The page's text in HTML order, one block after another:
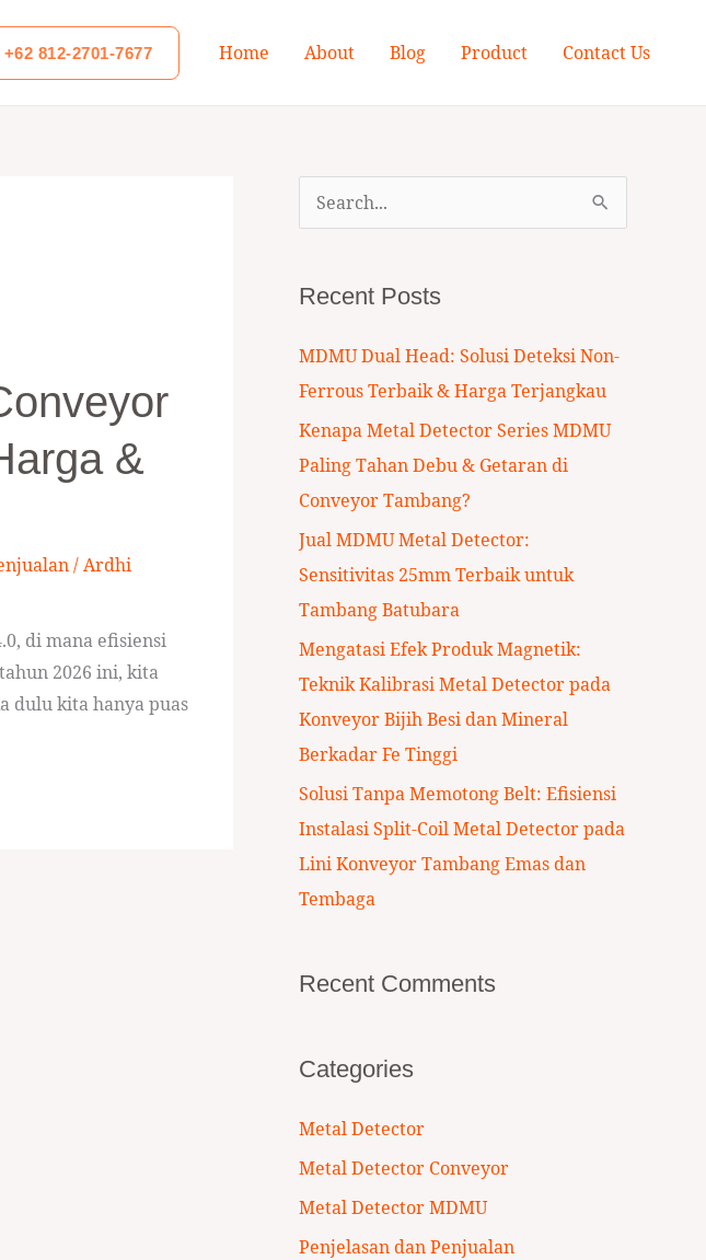
+62 812-2701-7677 Home About Blog Product Contact Us
&
/Ardhi
di mana efisiensi
2026 ini, kita
dulu kita hanya puas
r
c
h
Recent Posts
MDMU Dual Head: Solusi Deteksi Non-
Ferrous Terbaik & Harga Terjangkau
Kenapa Metal Detector Series MDMU
Paling Tahan Debu & Getaran di
Conveyor Tambang?
Jual MDMU Metal Detector:
Sensitivitas 25mm Terbaik untuk
Tambang Batubara
Mengatasi Efek Produk Magnetik:
Teknik Kalibrasi Metal Detector pada
Konveyor Bijih Besi dan Mineral
Berkadar Fe Tinggi
Solusi Tanpa Memotong Belt: Efisiensi
Instalasi Split-Coil Metal Detector pada
Lini Konveyor Tambang Emas dan
Tembaga
Recent Comments
Categories
Metal Detector
Metal Detector Conveyor
Metal Detector MDMU
Penjelasan dan Penjualan